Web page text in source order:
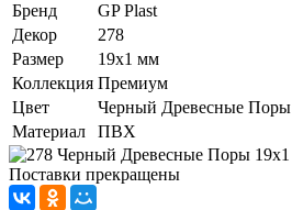
Бренд
GP Plast
Декор
278
Размер
19x1 мм
Коллекция Премиум
Цвет
Черный Древесные Поры
Материал
ПВХ
Поставки прекращены